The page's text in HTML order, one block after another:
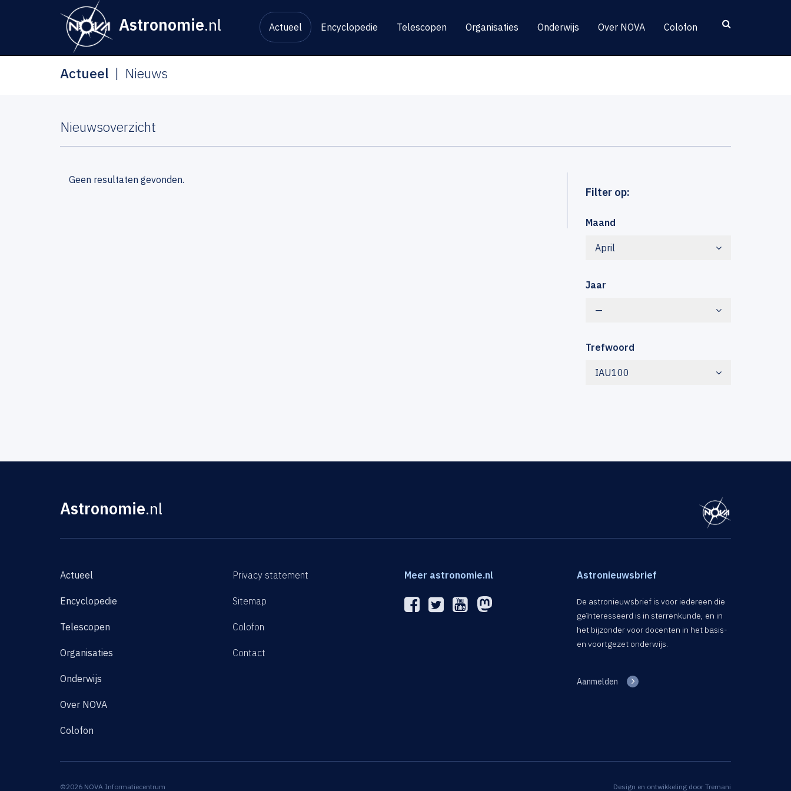
Astronomie.nl Actueel Encyclopedie Telescopen Organisaties Onderwijs Over NOVA Colofon
Actueel Nieuws
Nieuwsoverzicht
Filter op:
Maand
April
Jaar
—
Trefwoord
IAU100
Geen resultaten gevonden.
Astronomie.nl
Actueel
Encyclopedie
Telescopen
Organisaties
Onderwijs
Over NOVA
Colofon
Privacy statement
Sitemap
Colofon
Contact
Meer astronomie.nl Astronieuwsbrief
De astronieuwsbrief is voor iedereen die
geïnteresseerd is in sterrenkunde, en in
het bijzonder voor docenten in het basis-
en voortgezet onderwijs.
Aanmelden
©2026 NOVA Informatiecentrum Design en ontwikkeling door Tremani